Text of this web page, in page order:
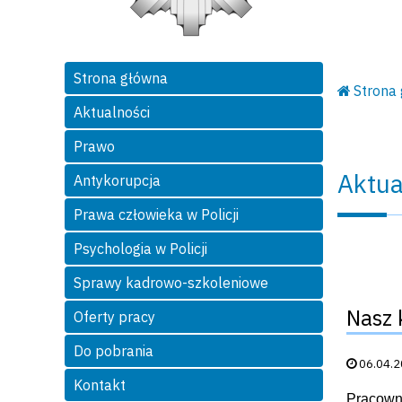
Strona główna
Aktualności
Prawo
Antykorupcja
Prawa człowieka w Policji
Psychologia w Policji
Sprawy kadrowo-szkoleniowe
Oferty pracy
Do pobrania
Kontakt
Strona
Data